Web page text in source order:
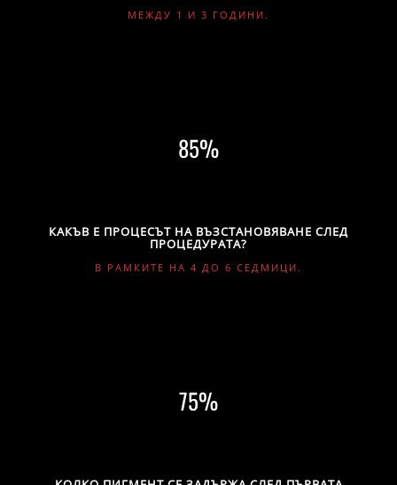
МЕЖДУ 1 И 3 ГОДИНИ.
85
КАКЪВ Е ПРОЦЕСЪТ НА ВЪЗСТАНОВЯВАНЕ СЛЕД
ПРОЦЕДУРАТА?
В РАМКИТЕ НА 4 ДО 6 СЕДМИЦИ.
75